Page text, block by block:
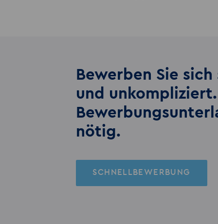
Bewerben Sie sich
und
nötig.
SCHNELLBEWERBUNG